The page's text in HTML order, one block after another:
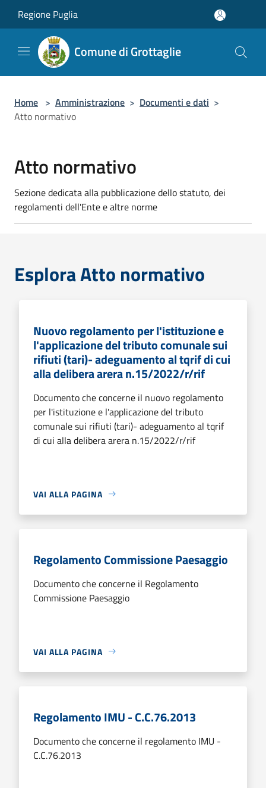
Regione Puglia
Comune di Grottaglie
Home > Amministrazione > Documenti e dati >
Atto normativo
Atto normativo
Sezione dedicata alla pubblicazione dello statuto, dei
regolamenti dell'Ente e altre norme
Esplora Atto normativo
Nuovo regolamento per l'istituzione e
l'applicazione del tributo comunale sui
rifiuti (tari)- adeguamento al tqrif di cui
alla delibera arera n.15/2022/r/rif
Documento che concerne il nuovo regolamento
per l'istituzione e l'applicazione del tributo
comunale sui rifiuti (tari)- adeguamento al tqrif
di cui alla delibera arera n.15/2022/r/rif
VAI ALLA PAGINA
Regolamento Commissione Paesaggio
Documento che concerne il Regolamento
Commissione Paesaggio
VAI ALLA PAGINA
Regolamento IMU - C.C.76.2013
Documento che concerne il regolamento IMU -
C.C.76.2013